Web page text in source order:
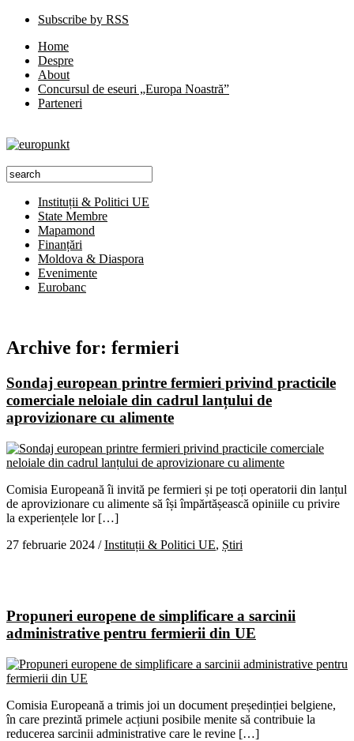
Subscribe by RSS
Home
Despre
About
Concursul de eseuri „Europa Noastră”
Parteneri
Instituții & Politici UE
State Membre
Mapamond
Finanțări
Moldova & Diaspora
Evenimente
Eurobanc
Archive for: fermieri
Sondaj european printre fermieri privind practicile
comerciale neloiale din cadrul lanțului de
aprovizionare cu alimente
Comisia Europeană îi invită pe fermieri și pe toți operatorii din lanțul
de aprovizionare cu alimente să își împărtășească opiniile cu privire
la experiențele lor […]
27 februarie 2024 /Instituții & Politici UE, Știri
Propuneri europene de simplificare a sarcinii
administrative pentru fermierii din UE
Comisia Europeană a trimis joi un document președinției belgiene,
în care prezintă primele acțiuni posibile menite să contribuie la
reducerea sarcinii administrative care le revine […]